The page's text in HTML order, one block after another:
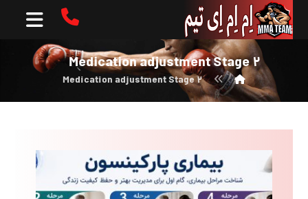
Medication adjustment Stage ۲
Medication adjustment Stage ۲